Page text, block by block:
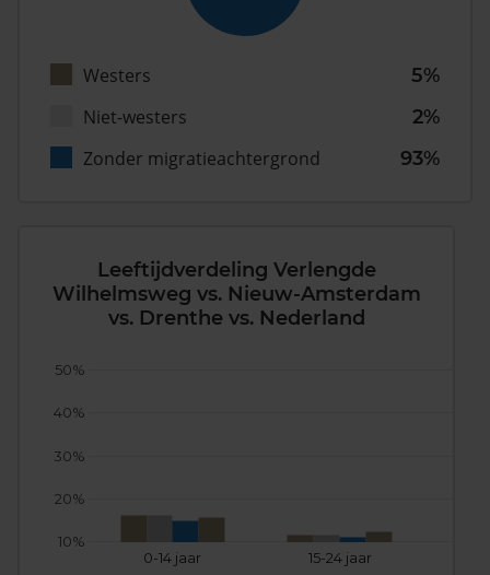
Westers
5%
Niet-westers
2%
Zonder migratieachtergrond
93%
Leeftijdverdeling Verlengde
Wilhelmsweg vs. Nieuw-Amsterdam
vs. Drenthe vs. Nederland
0-14 jaar 15-24 jaar
10%
20%
30%
40%
50%